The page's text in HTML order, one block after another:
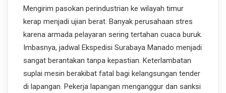
Mengirim pasokan perindustrian ke wilayah timur
kerap menjadi ujian berat. Banyak perusahaan stres
karena armada pelayaran sering tertahan cuaca buruk.
Imbasnya, jadwal Ekspedisi Surabaya Manado menjadi
sangat berantakan tanpa kepastian. Keterlambatan
suplai mesin berakibat fatal bagi kelangsungan tender
di lapangan. Pekerja lapangan menganggur dan sanksi